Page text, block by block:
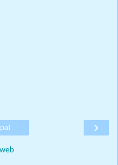
›